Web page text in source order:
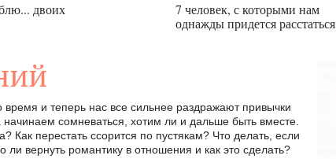
двоих
7 человек, с которыми нам
однажды придется расстаться
и теперь нас все сильнее раздражают привычки
сомневаться, хотим ли и дальше быть вместе.
Как перестать ссорится по пустякам? Что делать, если
вернуть романтику в отношения и как это сделать?